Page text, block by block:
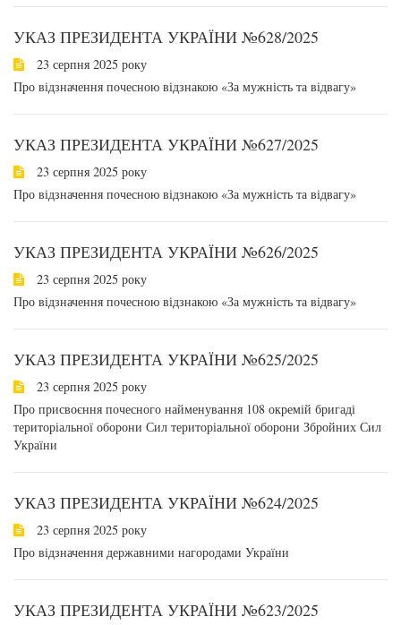
УКАЗ ПРЕЗИДЕНТА УКРАЇНИ №628/2025
23 серпня 2025 року
Про відзначення почесною відзнакою «За мужність та відвагу»
УКАЗ ПРЕЗИДЕНТА УКРАЇНИ №627/2025
23 серпня 2025 року
Про відзначення почесною відзнакою «За мужність та відвагу»
УКАЗ ПРЕЗИДЕНТА УКРАЇНИ №626/2025
23 серпня 2025 року
Про відзначення почесною відзнакою «За мужність та відвагу»
УКАЗ ПРЕЗИДЕНТА УКРАЇНИ №625/2025
23 серпня 2025 року
Про присвоєння почесного найменування 108 окремій бригаді
територіальної оборони Сил територіальної оборони Збройних Сил
України
УКАЗ ПРЕЗИДЕНТА УКРАЇНИ №624/2025
23 серпня 2025 року
Про відзначення державними нагородами України
УКАЗ ПРЕЗИДЕНТА УКРАЇНИ №623/2025